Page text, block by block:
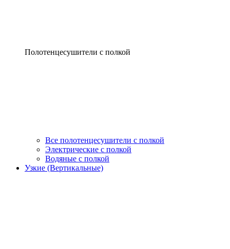
Полотенцесушители с полкой
Все полотенцесушители с полкой
Электрические с полкой
Водяные с полкой
Узкие (Вертикальные)